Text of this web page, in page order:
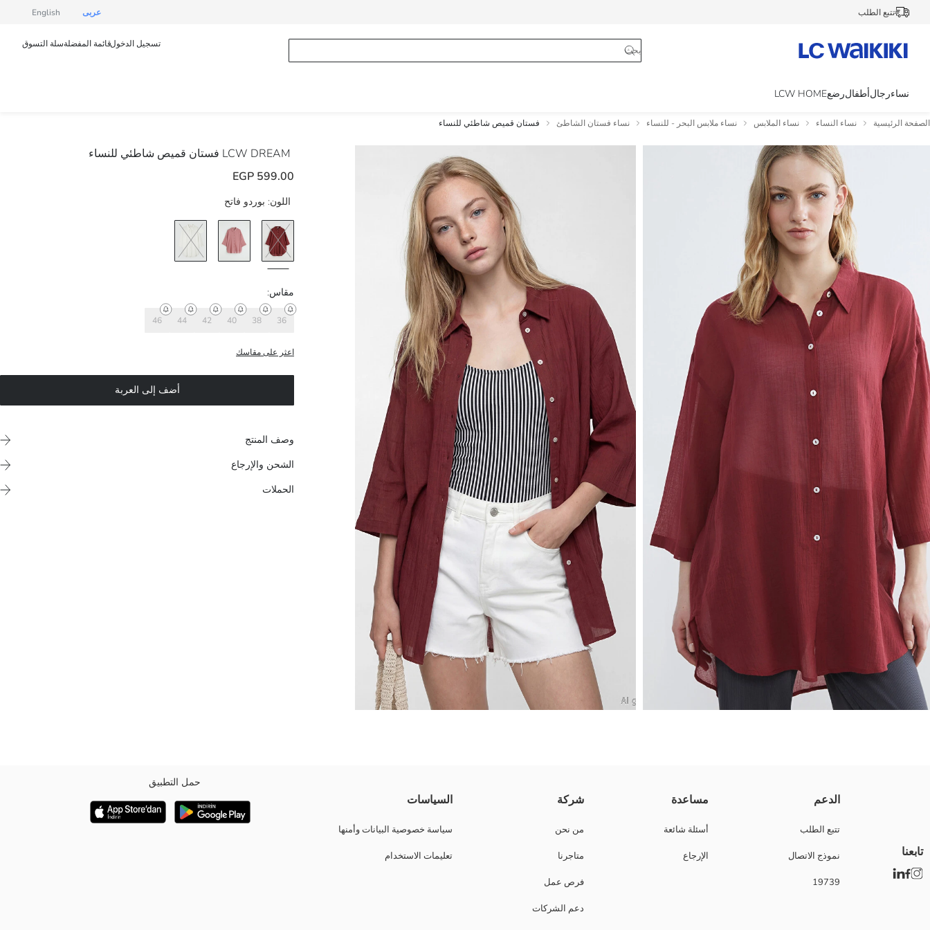
تتبع الطلب عربى English
تسجيل الدخولقائمة المفضلةسلة التسوق
نساءرجالأطفالرضعLCW HOME
الصفحة الرئيسية نساء النساء نساء الملابس نساء ملابس البحر - للنساء نساء فستان الشاطئ فستان قميص شاطئي للنساء
LCW DREAM فستان قميص شاطئي للنساء
599.00 EGP
اللون: بوردو فاتح
مقاس:
36
38
40
42
44
46
اعثر على مقاسك
أضف إلى العربة
وصف المنتج
الشحن والإرجاع
الحملات
نوع الجسد:
ماركة:
الدعم
تتبع الطلب
نموذج الاتصال
19739
مساعدة
أسئلة شائعة
الإرجاع
شركة
من نحن
متاجرنا
فرص عمل
دعم الشركات
السياسات
سياسة خصوصية البيانات وأمنها
تعليمات الاستخدام
حمل التطبيق
تابعنا